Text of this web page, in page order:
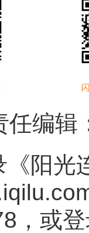
任编辑
阳光
，或